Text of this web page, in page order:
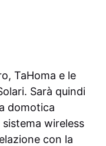
TaHoma e le
Sarà quindi
domotica
wireless
con la